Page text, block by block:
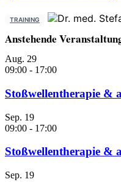
TRAINING
Anstehende
Aug. 29
09:00 - 17:00
Stoßwellentherapie &
Sep. 19
09:00 - 17:00
Stoßwellentherapie &
Sep. 19